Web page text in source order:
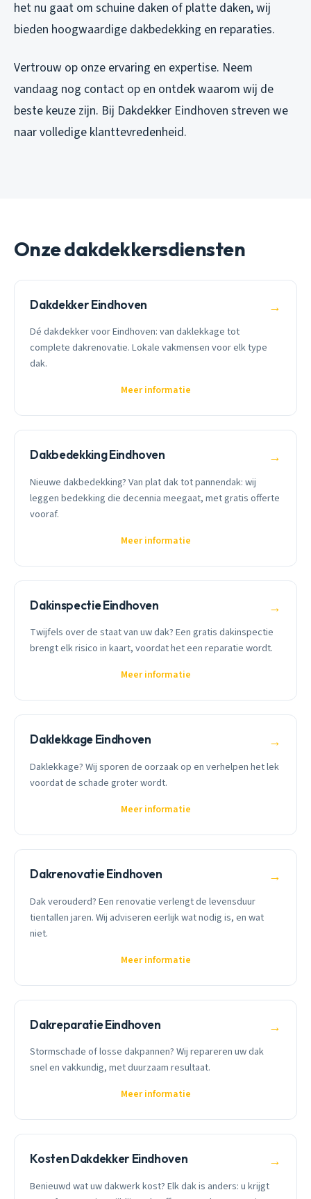
het nu gaat om schuine daken of platte daken, wij
bieden hoogwaardige dakbedekking en reparaties.
Vertrouw op onze ervaring en expertise. Neem
vandaag nog contact op en ontdek waarom wij de
beste keuze zijn. Bij Dakdekker Eindhoven streven we
naar volledige klanttevredenheid.
Onze dakdekkersdiensten
Dakdekker Eindhoven →
Dé dakdekker voor Eindhoven: van daklekkage tot
complete dakrenovatie. Lokale vakmensen voor elk type
dak.
Meer informatie
Dakbedekking Eindhoven →
Nieuwe dakbedekking? Van plat dak tot pannendak: wij
leggen bedekking die decennia meegaat, met gratis offerte
vooraf.
Meer informatie
Dakinspectie Eindhoven →
Twijfels over de staat van uw dak? Een gratis dakinspectie
brengt elk risico in kaart, voordat het een reparatie wordt.
Meer informatie
Daklekkage Eindhoven →
Daklekkage? Wij sporen de oorzaak op en verhelpen het lek
voordat de schade groter wordt.
Meer informatie
Dakrenovatie Eindhoven →
Dak verouderd? Een renovatie verlengt de levensduur
tientallen jaren. Wij adviseren eerlijk wat nodig is, en wat
niet.
Meer informatie
Dakreparatie Eindhoven →
Stormschade of losse dakpannen? Wij repareren uw dak
snel en vakkundig, met duurzaam resultaat.
Meer informatie
Kosten Dakdekker Eindhoven →
Benieuwd wat uw dakwerk kost? Elk dak is anders: u krijgt